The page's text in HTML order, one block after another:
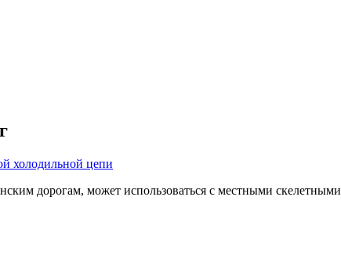
холодильной цепи
дорогам, может использоваться с местными